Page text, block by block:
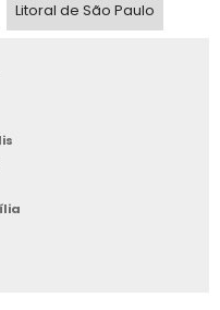
Litoral de São Paulo